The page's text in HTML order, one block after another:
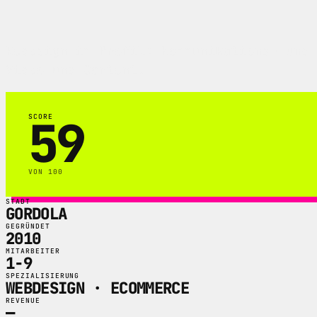
SCORE
59
VON 100
STADT
GORDOLA
GEGRÜNDET
2010
MITARBEITER
1-9
SPEZIALISIERUNG
WEBDESIGN · ECOMMERCE
REVENUE
—